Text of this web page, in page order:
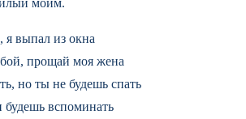
моим.
я выпал из окна
пpощай моя жена
но ты не будешь спать
будешь вспоминать